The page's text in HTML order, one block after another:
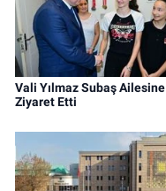
Vali Yılmaz Subaş Ailesine
Ziyaret Etti